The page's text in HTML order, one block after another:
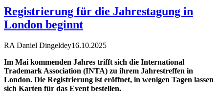
Registrierung für die Jahrestagung in
London beginnt
RA Daniel Dingeldey16.10.2025
Im Mai kommenden Jahres trifft sich die International
Trademark Association (INTA) zu ihrem Jahrestreffen in
London. Die Registrierung ist eröffnet, in wenigen Tagen lassen
sich Karten für das Event bestellen.